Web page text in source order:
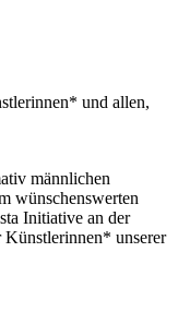
und allen,
männlichen
wünschenswerten
Initiative an der
unserer